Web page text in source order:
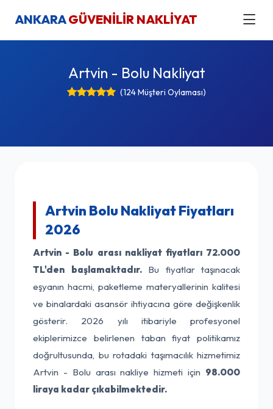
ANKARAGÜVENİLİR NAKLİYAT
Artvin - Bolu Nakliyat
(124 Müşteri Oylaması)
Artvin Bolu Nakliyat Fiyatları
2026
Artvin - Bolu arası nakliyat fiyatları 72.000
TL'den başlamaktadır.Bu fiyatlar taşınacak
eşyanın hacmi, paketleme materyallerinin kalitesi
ve binalardaki asansör ihtiyacına göre değişkenlik
gösterir. 2026 yılı itibariyle profesyonel
ekiplerimizce belirlenen taban fiyat politikamız
doğrultusunda, bu rotadaki taşımacılık hizmetimiz
Artvin - Bolu arası nakliye hizmeti için 98.000
liraya kadar çıkabilmektedir.